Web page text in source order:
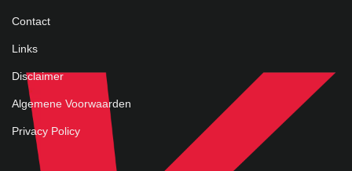
Contact
Links
Disclaimer
Algemene Voorwaarden
Privacy Policy